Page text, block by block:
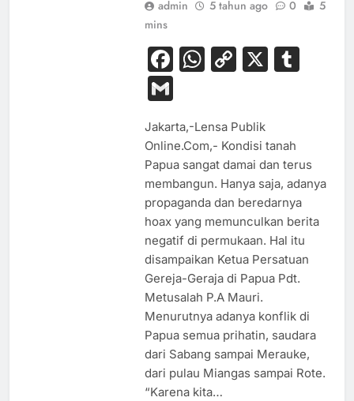
admin 5 tahun ago 0
5
mins
Facebook
WhatsApp
Copy
X
Gmail
Jakarta,-Lensa Publik
Online.Com,- Kondisi tanah
Papua sangat damai dan terus
membangun. Hanya saja, adanya
propaganda dan beredarnya
hoax yang memunculkan berita
negatif di permukaan. Hal itu
disampaikan Ketua Persatuan
Gereja-Geraja di Papua Pdt.
Metusalah P.A Mauri.
Menurutnya adanya konflik di
Papua semua prihatin, saudara
dari Sabang sampai Merauke,
dari pulau Miangas sampai Rote.
“Karena kita…